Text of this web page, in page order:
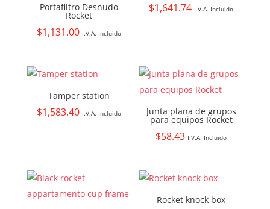
Portafiltro Desnudo
Rocket
$1,131.00 I.V.A. Incluido
$1,641.74 I.V.A. Incluido
Tamper station
$1,583.40 I.V.A. Incluido Junta plana de grupos
para equipos Rocket
$58.43 I.V.A. Incluido
Rocket knock box